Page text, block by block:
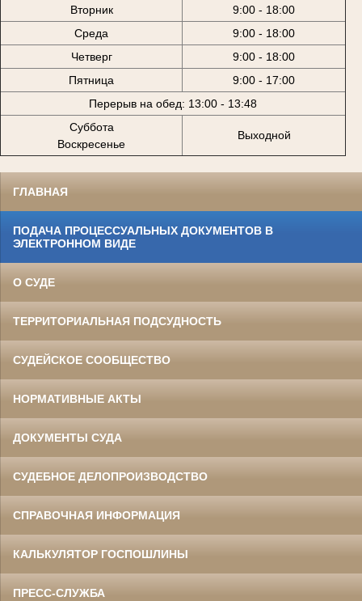
Вторник
9:00 - 18:00
Среда
9:00 - 18:00
Четверг
9:00 - 18:00
Пятница
9:00 - 17:00
Перерыв на обед: 13:00 - 13:48
Суббота
Воскресенье
Выходной
ГЛАВНАЯ
ПОДАЧА ПРОЦЕССУАЛЬНЫХ ДОКУМЕНТОВ В
ЭЛЕКТРОННОМ ВИДЕ
О СУДЕ
ТЕРРИТОРИАЛЬНАЯ ПОДСУДНОСТЬ
СУДЕЙСКОЕ СООБЩЕСТВО
НОРМАТИВНЫЕ АКТЫ
ДОКУМЕНТЫ СУДА
СУДЕБНОЕ ДЕЛОПРОИЗВОДСТВО
СПРАВОЧНАЯ ИНФОРМАЦИЯ
КАЛЬКУЛЯТОР ГОСПОШЛИНЫ
ПРЕСС-СЛУЖБА